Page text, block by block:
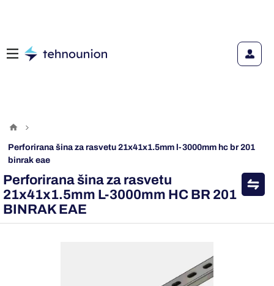
perforirana šina za rasvetu 21x41x1.5mm l-3000mm hc br 201
binrak eae
Perforirana šina za rasvetu
21x41x1.5mm L-3000mm HC BR 201
BINRAK EAE